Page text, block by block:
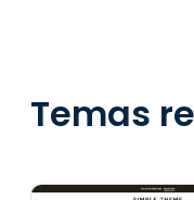
Temas